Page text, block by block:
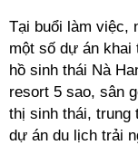
Tại buổi làm việc,
một số dự án khai
hồ sinh thái Nà
resort 5 sao, sân
thị sinh thái, trung
dự án du lịch trải